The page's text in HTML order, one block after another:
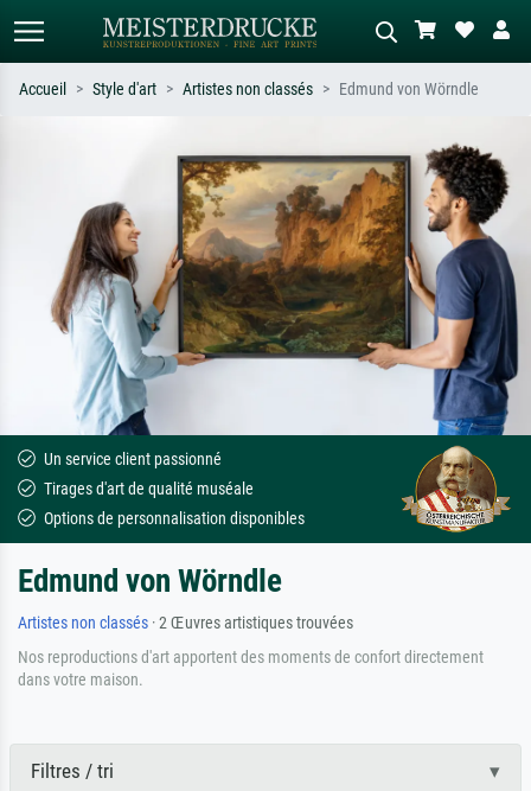
Recherchez par artiste, titre ou style –
ex. Monet, Nuit étoilée,
impressionnisme, vague de Hokusai,
nu.
Décrivez la scène – ex. prairie verte,
abstrait avec beaucoup de rouge,
tableau sombre, nu debout près d'un
arbre.
Accueil Style d'art Artistes non classés Edmund von Wörndle
Un service client passionné
Tirages d'art de qualité muséale
Options de personnalisation disponibles
Edmund von Wörndle
Artistes non classés · 2 Œuvres artistiques trouvées
Nos reproductions d'art apportent des moments de confort directement
dans votre maison.
Filtres / tri